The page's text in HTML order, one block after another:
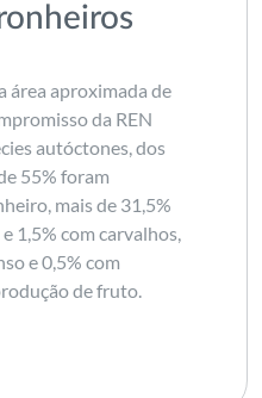
área aproximada de
da REN
autóctones, dos
55% foram
mais de 31,5%
1,5% com carvalhos,
e 0,5% com
de fruto.